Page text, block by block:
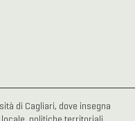
di Cagliari, dove insegna